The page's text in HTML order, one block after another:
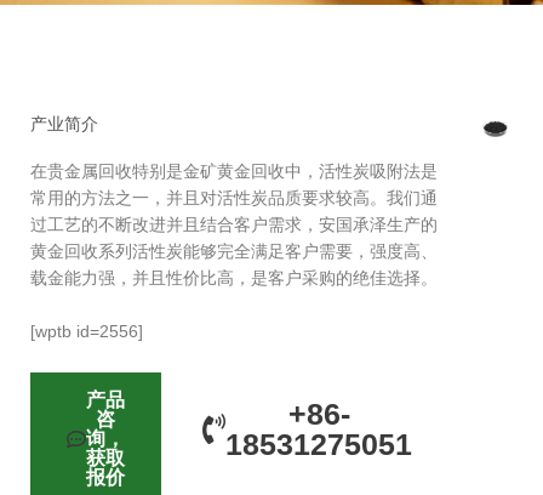
产业简介
在贵金属回收特别是金矿黄金回收中，活性炭吸附法是
常用的方法之一，并且对活性炭品质要求较高。我们通
过工艺的不断改进并且结合客户需求，安国承泽生产的
黄金回收系列活性炭能够完全满足客户需要，强度高、
载金能力强，并且性价比高，是客户采购的绝佳选择。
[wptb id=2556]
产品
咨
询，
获取
报价
+86-
18531275051